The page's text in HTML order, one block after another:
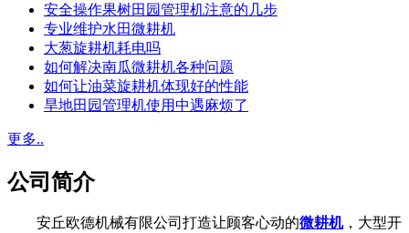
安全操作果树田园管理机注意的几步
专业维护水田微耕机
大葱旋耕机耗电吗
如何解决南瓜微耕机各种问题
如何让油菜旋耕机体现好的性能
旱地田园管理机使用中遇麻烦了
更多..
公司简介
安丘欧德机械有限公司打造让顾客心动的微耕机，大型开